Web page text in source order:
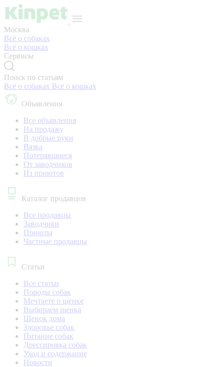
Москва
Всё о собаках
Всё о кошках
Сервисы
Поиск по статьям
Всё о собаках Всё о кошках
Объявления
Все объявления
На продажу
В добрые руки
Вязка
Потерявшиеся
От заводчиков
Из приютов
Каталог продавцов
Все продавцы
Заводчики
Приюты
Частные продавцы
Статьи
Все статьи
Породы собак
Мечтаете о щенке
Выбираем щенка
Щенок дома
Здоровье собак
Питание собак
Дрессировка собак
Уход и содержание
Новости